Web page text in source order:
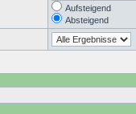
Aufsteigend
Absteigend